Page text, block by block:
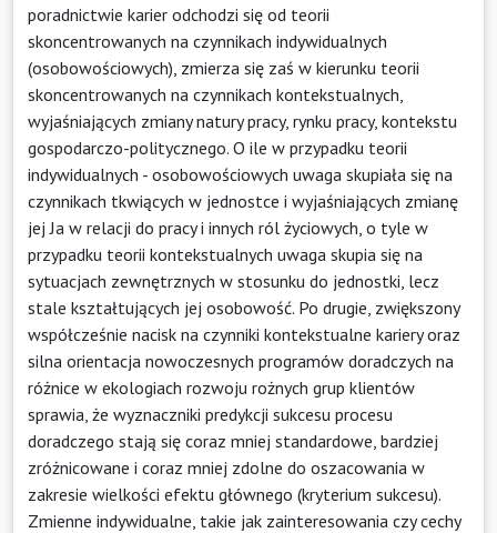
poradnictwie karier odchodzi się od teorii
skoncentrowanych na czynnikach indywidualnych
(osobowościowych), zmierza się zaś w kierunku teorii
skoncentrowanych na czynnikach kontekstualnych,
wyjaśniających zmiany natury pracy, rynku pracy, kontekstu
gospodarczo-politycznego. O ile w przypadku teorii
indywidualnych - osobowościowych uwaga skupiała się na
czynnikach tkwiących w jednostce i wyjaśniających zmianę
jej Ja w relacji do pracy i innych ról życiowych, o tyle w
przypadku teorii kontekstualnych uwaga skupia się na
sytuacjach zewnętrznych w stosunku do jednostki, lecz
stale kształtujących jej osobowość. Po drugie, zwiększony
współcześnie nacisk na czynniki kontekstualne kariery oraz
silna orientacja nowoczesnych programów doradczych na
różnice w ekologiach rozwoju rożnych grup klientów
sprawia, że wyznaczniki predykcji sukcesu procesu
doradczego stają się coraz mniej standardowe, bardziej
zróżnicowane i coraz mniej zdolne do oszacowania w
zakresie wielkości efektu głównego (kryterium sukcesu).
Zmienne indywidualne, takie jak zainteresowania czy cechy